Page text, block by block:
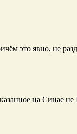
это явно, не
на Синае не